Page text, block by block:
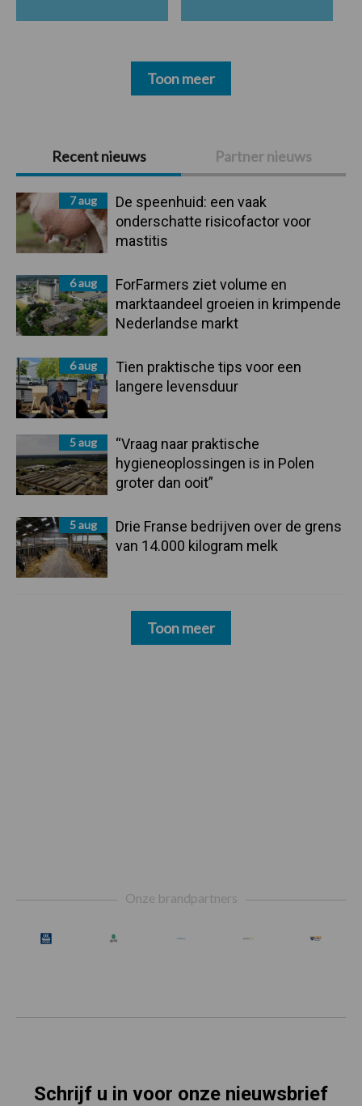
Primaire
Sidebar
Recent nieuws Partner nieuws
7 aug
De speenhuid: een vaak
onderschatte risicofactor voor
mastitis
6 aug
ForFarmers ziet volume en
marktaandeel groeien in krimpende
Nederlandse markt
6 aug
Tien praktische tips voor een
langere levensduur
5 aug
“Vraag naar praktische
hygieneoplossingen is in Polen
groter dan ooit”
5 aug
Drie Franse bedrijven over de grens
van 14.000 kilogram melk
Toon meer
Toon meer
Onze brandpartners
Schrijf u in voor onze nieuwsbrief